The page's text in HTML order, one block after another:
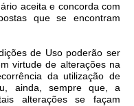
aceita e concorda com
que se encontram
de Uso poderão ser
virtude de alterações na
da utilização de
ainda, sempre que, a
alterações se façam